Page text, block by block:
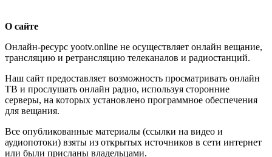
О сайте
Онлайн-ресурс yootv.online не осуществляет онлайн вещание,
трансляцию и ретрансляцию телеканалов и радиостанций.
Наш сайт предоставляет возможность просматривать онлайн
ТВ и прослушать онлайн радио, используя сторонние
серверы, на которых установлено программное обеспечения
для вещания.
Все опубликованные материалы (ссылки на видео и
аудиопотоки) взяты из открытых источников в сети интернет
или были присланы владельцами.